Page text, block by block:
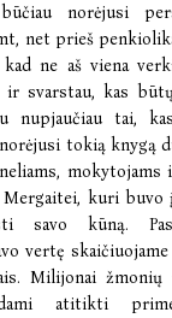
norėjusi
net prieš
ne aš viena
ir svarstau, kas
nupjaučiau tai,
tokią knygą
mokytojams
Mergaitei, kuri
savo kūną.
vertę
Milijonai žmonių
atitikti